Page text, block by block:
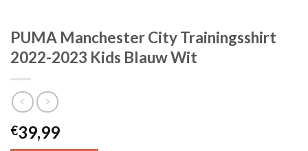
PUMA Manchester City Trainingsshirt
2022-2023 Kids Blauw Wit
€39,99